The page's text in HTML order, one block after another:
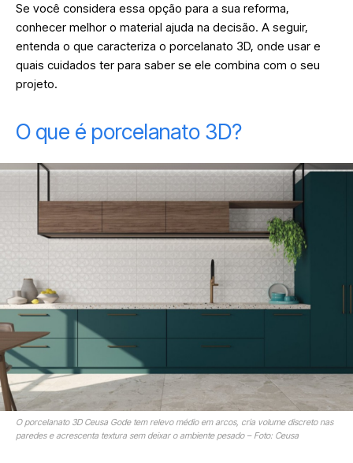
Se você considera essa opção para a sua reforma,
conhecer melhor o material ajuda na decisão. A seguir,
entenda o que caracteriza o porcelanato 3D, onde usar e
quais cuidados ter para saber se ele combina com o seu
projeto.
O que é porcelanato 3D?
O porcelanato 3D Ceusa Gode tem relevo médio em arcos, cria volume discreto nas
paredes e acrescenta textura sem deixar o ambiente pesado – Foto: Ceusa